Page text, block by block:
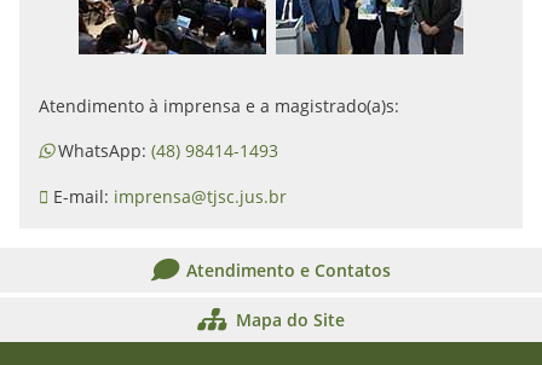
Atendimento à imprensa e a magistrado(a)s:
WhatsApp: (48) 98414-1493
E-mail: imprensa@tjsc.jus.br
Atendimento e Contatos
Mapa do Site